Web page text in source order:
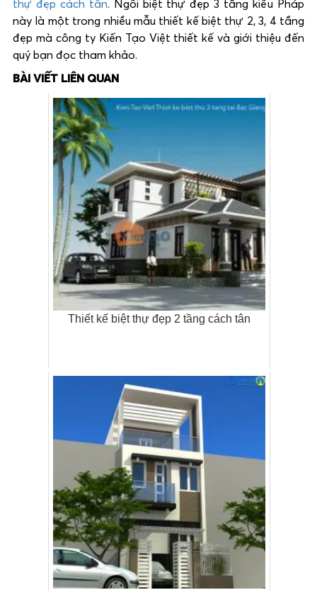
thự đẹp cách tân. Ngôi biệt thự đẹp 3 tầng kiểu Pháp
này là một trong nhiều mẫu thiết kế biệt thự 2, 3, 4 tầng
đẹp mà công ty Kiến Tạo Việt thiết kế và giới thiệu đến
quý bạn đọc tham khảo.
BÀI VIẾT LIÊN QUAN
Thiết kế biệt thự đẹp 2 tầng cách tân